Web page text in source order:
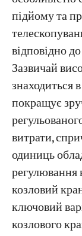
Проекти
Блоги
Програми
Про нас
підйому та
відповідно
Зазвичай
знаходиться
покращує
витрати,
одиниць
регулювання
козловий
ключовий
козлового